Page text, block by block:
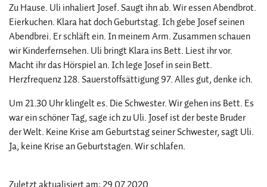
Zu Hause. Uli inhaliert Josef. Saugt ihn ab. Wir essen Abendbrot.
Eierkuchen. Klara hat doch Geburtstag. Ich gebe Josef seinen
Abendbrei. Er schläft ein. In meinem Arm. Zusammen schauen
wir Kinderfernsehen. Uli bringt Klara ins Bett. Liest ihr vor.
Macht ihr das Hörspiel an. Ich lege Josef in sein Bett.
Herzfrequenz 128. Sauerstoffsättigung 97. Alles gut, denke ich.
Um 21.30 Uhr klingelt es. Die Schwester. Wir gehen ins Bett. Es
war ein schöner Tag, sage ich zu Uli. Josef ist der beste Bruder
der Welt. Keine Krise am Geburtstag seiner Schwester, sagt Uli.
Ja, keine Krise an Geburtstagen. Wir schlafen.